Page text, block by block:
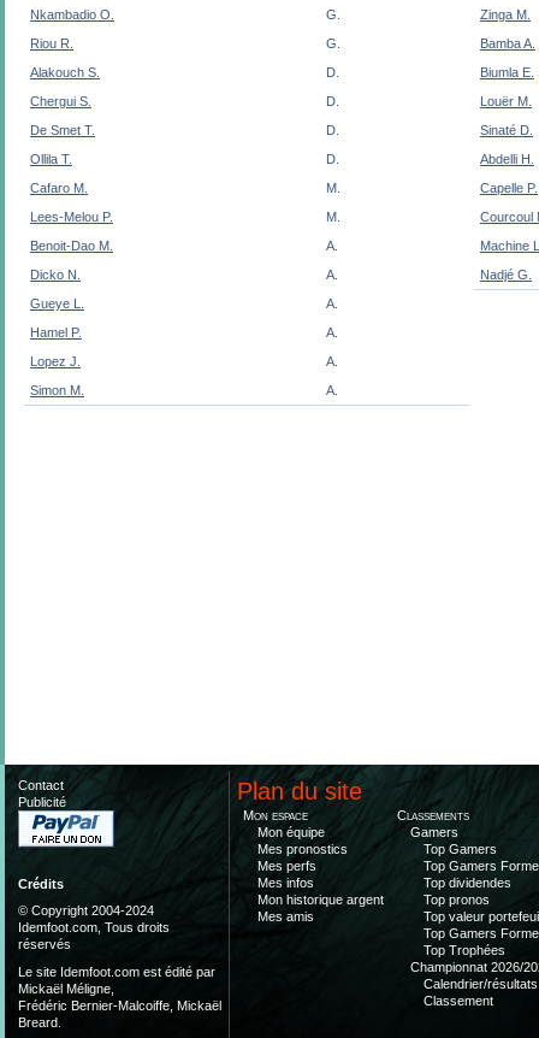
Nkambadio O.
G.
Riou R.
G.
Alakouch S.
D.
Chergui S.
D.
De Smet T.
D.
Ollila T.
D.
Cafaro M.
M.
Lees-Melou P.
M.
Benoit-Dao M.
A.
Dicko N.
A.
Gueye L.
A.
Hamel P.
A.
Lopez J.
A.
Simon M.
A.
Zinga M.
Bamba A.
Biumla E.
Louër M.
Sinaté D.
Abdelli H.
Capelle P.
Courcoul
Machine
Nadjé G.
Contact
Publicité
Crédits
© Copyright 2004-2024
Idemfoot.com, Tous droits
réservés
Le site Idemfoot.com est édité par
Mickaël Méligne,
Frédéric Bernier-Malcoiffe, Mickaël
Breard.
Plan du site
Mon espace
Mon équipe
Mes pronostics
Mes perfs
Mes infos
Mon historique argent
Mes amis
Classements
Gamers
Top Gamers
Top Gamers Forme
Top dividendes
Top pronos
Top valeur
Top Gamers Forme
Top Trophées
Championnat 2026/
Calendrier/résultats
Classement